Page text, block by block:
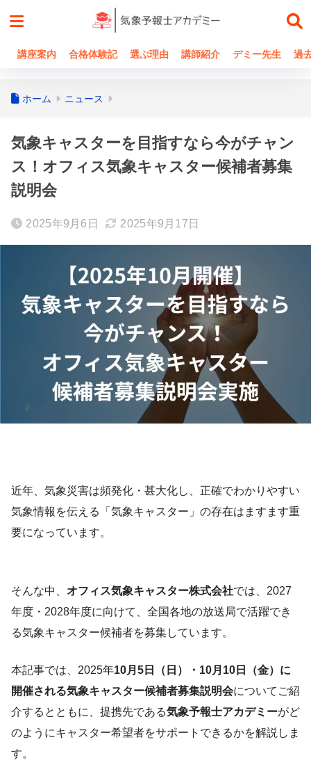
講座案内 合格体験記 選ぶ理由 講師紹介 デミー先生 過
ホーム ニュース
気象キャスターを目指すなら今がチャン
ス！オフィス気象キャスター候補者募集
説明会
2025年9月6日 2025年9月17日
近年、気象災害は頻発化・甚大化し、正確でわかりやすい
気象情報を伝える「気象キャスター」の存在はますます重
要になっています。
そんな中、 オフィス気象キャスター株式会社では、2027
年度・2028年度に向けて、全国各地の放送局で活躍でき
る気象キャスター候補者を募集しています。
本記事では、2025年10月5日（日）・10月10日（金）に
開催される気象キャスター候補者募集説明会についてご紹
介するとともに、提携先である気象予報士アカデミーがど
のようにキャスター希望者をサポートできるかを解説しま
す。